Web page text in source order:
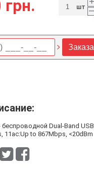
грн.
–
шт
Dual-Band
11ac:Up to 867Mbps, <20dBm